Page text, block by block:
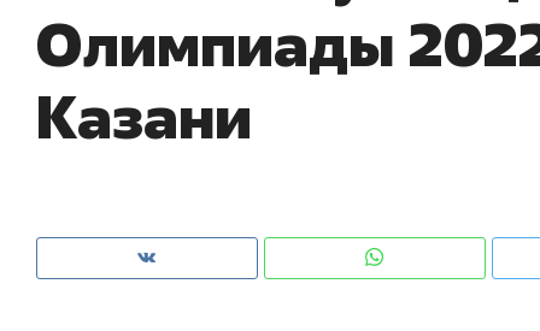
Олимпиады
Казани
рынки, почему надо знать аксакалов и
чем интересен Оман?
о